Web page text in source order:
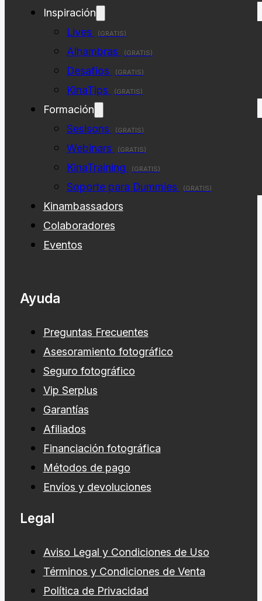
Inspiración
Lives
(GRATIS)
Alhambras (GRATIS)
Desafios (GRATIS)
KinaTips (GRATIS)
Formación
Sesisons
(GRATIS)
Webinars (GRATIS)
KinaTraining (GRATIS)
Soporte para Dummies (GRATIS)
Kinambassadors
Colaboradores
Eventos
Ayuda
Preguntas Frecuentes
Asesoramiento fotográfico
Seguro fotográfico
Vip Serplus
Garantías
Afiliados
Financiación fotográfica
Métodos de pago
Envíos y devoluciones
Legal
Aviso Legal y Condiciones de Uso
Términos y Condiciones de Venta
Política de Privacidad